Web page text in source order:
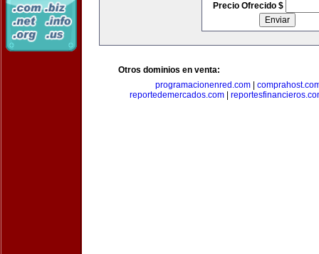
Precio Ofrecido $
Otros dominios en venta:
programacionenred.com
reportedemercados.com